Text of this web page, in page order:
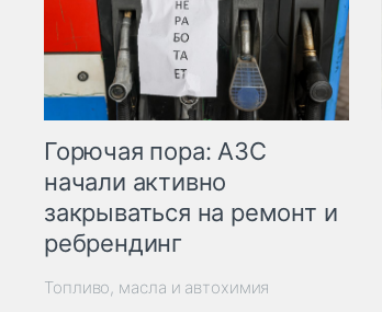
Горючая пора: АЗС
начали активно
закрываться на ремонт и
ребрендинг
Топливо, масла и автохимия